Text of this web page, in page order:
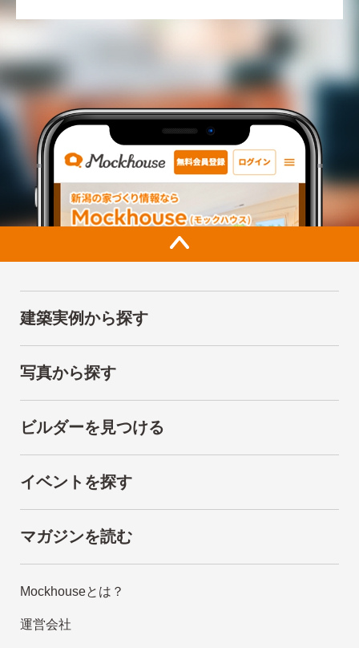
建築実例から探す
写真から探す
ビルダーを見つける
イベントを探す
マガジンを読む
Mockhouseとは？
運営会社